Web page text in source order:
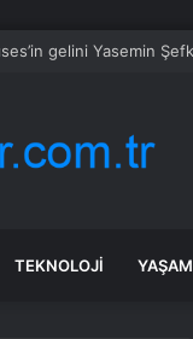
TEKNOLOJI YAŞAM